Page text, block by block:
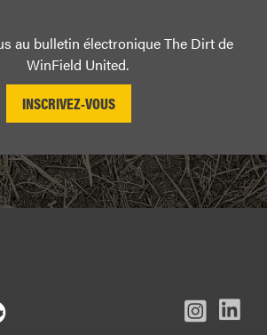
au bulletin électronique The Dirt de
WinField United.